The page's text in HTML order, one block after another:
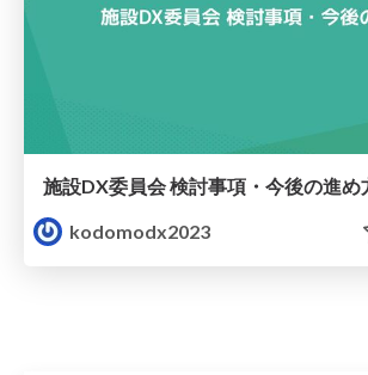
施設DX委員会 検討事項・今後の進め
kodomodx2023